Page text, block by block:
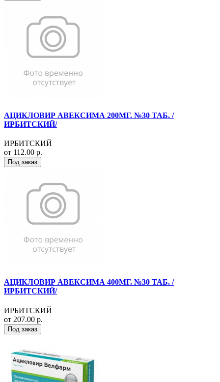
АЦИКЛОВИР АВЕКСИМА 200МГ. №30 ТАБ. /
ИРБИТСКИЙ/
ИРБИТСКИЙ
от 112.00 р.
Под заказ
АЦИКЛОВИР АВЕКСИМА 400МГ. №30 ТАБ. /
ИРБИТСКИЙ/
ИРБИТСКИЙ
от 207.00 р.
Под заказ